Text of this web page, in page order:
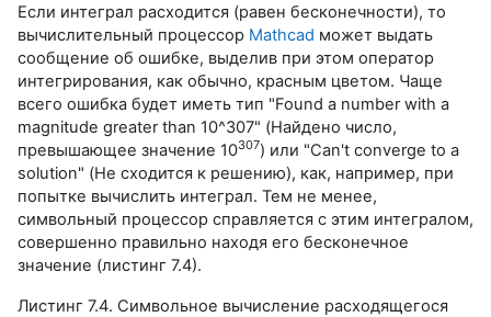
Если интеграл расходится (равен бесконечности), то
вычислительный процессор Mathcad может выдать
сообщение об ошибке, выделив при этом оператор
интегрирования, как обычно, красным цветом. Чаще
всего ошибка будет иметь тип "Found a number with a
magnitude greater than 10^307" (Найдено число,
превышающее значение 10307) или "Can't converge to a
solution" (Не сходится к решению), как, например, при
попытке вычислить интеграл. Тем не менее,
символьный процессор справляется с этим интегралом,
совершенно правильно находя его бесконечное
значение (листинг 7.4).
Листинг 7.4. Символьное вычисление расходящегося